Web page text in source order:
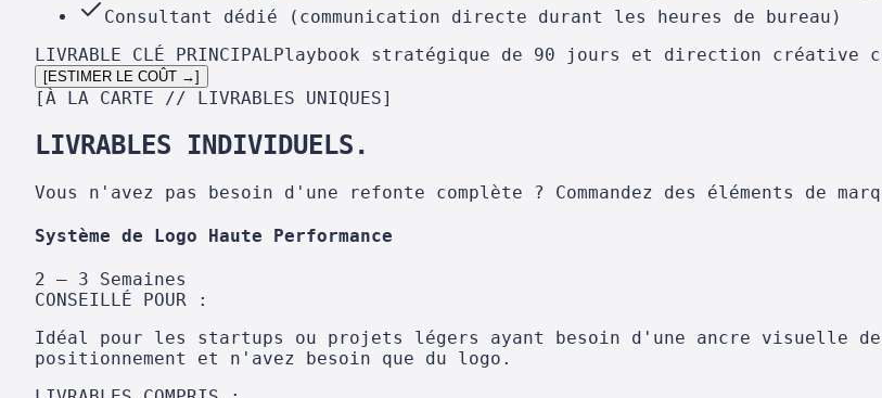
Consultant dédié (communication directe durant les heures de bureau)
LIVRABLE CLÉ PRINCIPALPlaybook stratégique de 90 jours et direction créative
[ESTIMER LE COÛT →]
[À LA CARTE // LIVRABLES UNIQUES]
LIVRABLES INDIVIDUELS.
Vous n'avez pas besoin d'une refonte complète ? Commandez des éléments de
Système de Logo Haute Performance
2 – 3 Semaines
CONSEILLÉ POUR :
Idéal pour les startups ou projets légers ayant besoin d'une ancre visuelle
positionnement et n'avez besoin que du logo.